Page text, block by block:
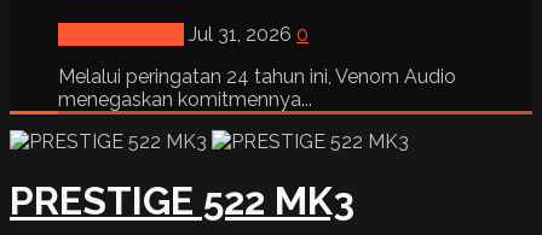
Jul 31, 2026 0
Melalui peringatan 24 tahun ini, Venom Audio
menegaskan komitmennya...
PRESTIGE 522 MK3